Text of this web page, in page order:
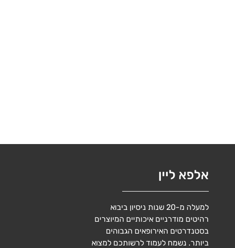
אלפא ליין
למעלה מ-20 שנות ניסיון ביבוא
רהיטים מודרניים איכותיים המיוצרים
בסטנדרטים האירופאים הגבוהים
ביותר. נשמח לעמוד לרשותכם למצוא